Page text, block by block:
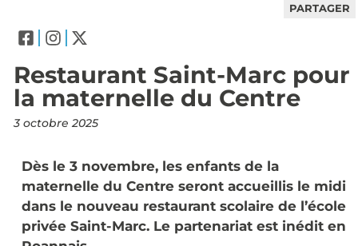
PARTAGER
Restaurant Saint-Marc pour
la maternelle du Centre
3 octobre 2025
Dès le 3 novembre, les enfants de la
maternelle du Centre seront accueillis le midi
dans le nouveau restaurant scolaire de l’école
privée Saint-Marc. Le partenariat est inédit en